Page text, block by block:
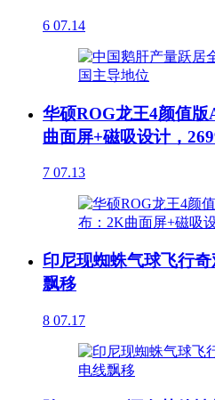
6 07.14
华硕ROG龙王4颜值
曲面屏+磁吸设计，
7 07.13
印尼现蜘蛛气球飞行
飘移
8 07.17